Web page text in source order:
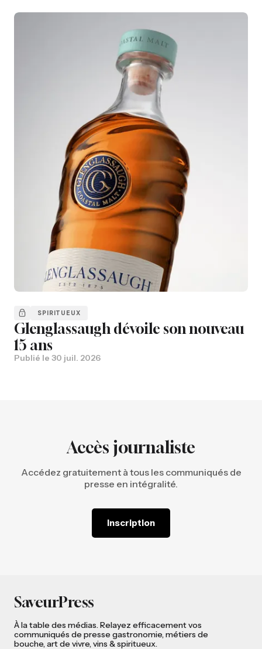
SPIRITUEUX
Glenglassaugh dévoile son nouveau
15 ans
Publié le 30 juil. 2026
Accès journaliste
Accédez gratuitement à tous les communiqués de
presse en intégralité.
Inscription
SaveurPress
À la table des médias. Relayez efficacement vos
communiqués de presse gastronomie, métiers de
bouche, art de vivre, vins & spiritueux.